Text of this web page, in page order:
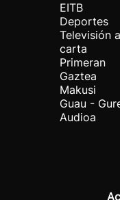
EITB
Deportes
Televisión
carta
Primeran
Gaztea
Makusi
Guau -
Audioa